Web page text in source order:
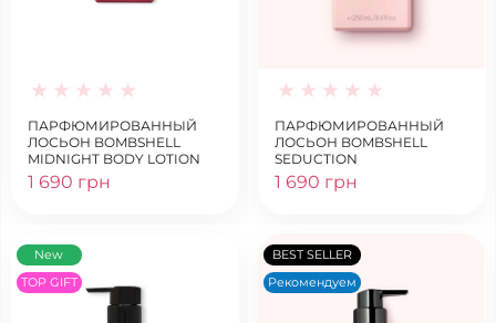
ПАРФЮМИРОВАННЫЙ
ЛОСЬОН BOMBSHELL
MIDNIGHT BODY LOTION
1 690 грн
ПАРФЮМИРОВАННЫЙ
ЛОСЬОН BOMBSHELL
SEDUCTION
1 690 грн
New
TOP GIFT
BEST SELLER
Рекомендуем